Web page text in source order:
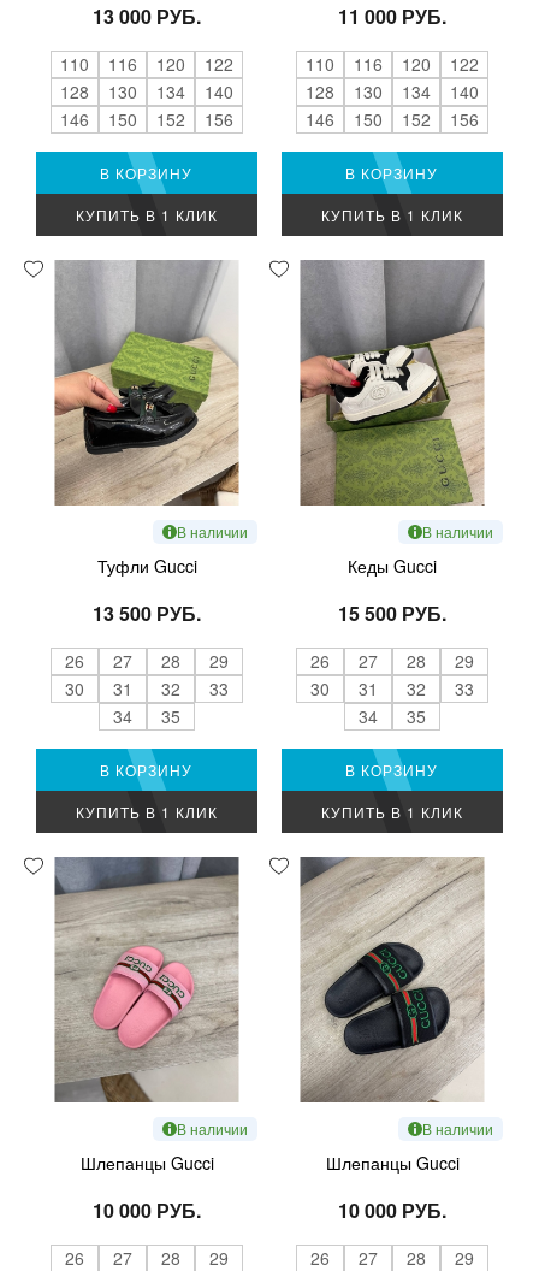
13 000 РУБ.
110 116 120
122
128
130 134
140
146
150 152 156
В КОРЗИНУ
КУПИТЬ В 1 КЛИК
11 000 РУБ.
110 116 120
122
128
130 134
140
146
150 152 156
В КОРЗИНУ
КУПИТЬ В 1 КЛИК
В наличии
Туфли Gucci
13 500 РУБ.
26 27 28
29
30
31 32
33
34
35
В КОРЗИНУ
КУПИТЬ В 1 КЛИК
В наличии
Кеды Gucci
15 500 РУБ.
26 27 28
29
30
31 32
33
34
35
В КОРЗИНУ
КУПИТЬ В 1 КЛИК
В наличии
Шлепанцы Gucci
10 000 РУБ.
26 27 28
29
В наличии
Шлепанцы Gucci
10 000 РУБ.
26 27 28
29